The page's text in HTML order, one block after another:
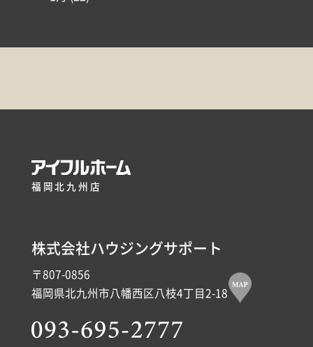
福岡北九州店
株式会社ハウジングサポート
〒807-0856
福岡県北九州市八幡西区八枝4丁目2-18